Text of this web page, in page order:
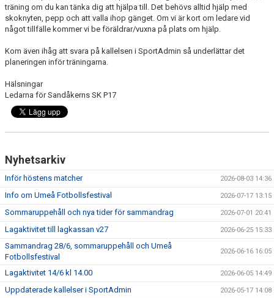
träning om du kan tänka dig att hjälpa till. Det behövs alltid hjälp med
skoknyten, pepp och att valla ihop gänget. Om vi är kort om ledare vid
något tillfälle kommer vi be föräldrar/vuxna på plats om hjälp.
Kom även ihåg att svara på kallelsen i SportAdmin så underlättar det
planeringen inför träningarna.
Hälsningar
Ledarna för Sandåkerns SK P17
Nyhetsarkiv
Inför höstens matcher 2026-08-03 14:36
Info om Umeå Fotbollsfestival 2026-07-17 13:15
Sommaruppehåll och nya tider för sammandrag 2026-07-01 20:41
Lagaktivitet till lagkassan v27 2026-06-25 15:33
Sammandrag 28/6, sommaruppehåll och Umeå
Fotbollsfestival
2026-06-16 16:05
Lagaktivitet 14/6 kl 14.00 2026-06-05 14:49
Uppdaterade kallelser i SportAdmin 2026-05-17 14:08